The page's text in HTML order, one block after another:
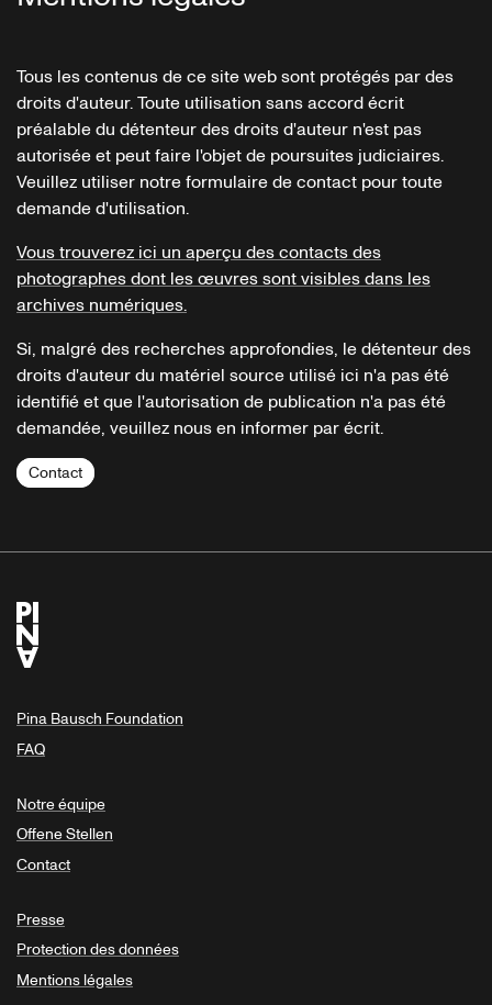
Tous les contenus de ce site web sont protégés par des
droits d'auteur. Toute utilisation sans accord écrit
préalable du détenteur des droits d'auteur n'est pas
autorisée et peut faire l'objet de poursuites judiciaires.
Veuillez utiliser notre formulaire de contact pour toute
demande d'utilisation.
Vous trouverez ici un aperçu des contacts des
photographes dont les œuvres sont visibles dans les
archives numériques.
Si, malgré des recherches approfondies, le détenteur des
droits d'auteur du matériel source utilisé ici n'a pas été
identifié et que l'autorisation de publication n'a pas été
demandée, veuillez nous en informer par écrit.
Contact
Pina Bausch Foundation
FAQ
Notre équipe
Offene Stellen
Contact
Presse
Protection des données
Mentions légales